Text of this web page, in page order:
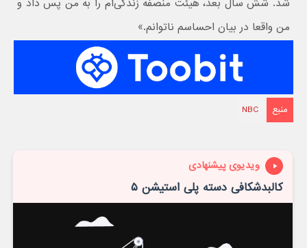
شد. شش سال بعد، هیئت منصفه زندگی‌ام را به من پس داد و
من واقعا در بیان احساسم ناتوانم.»
منبع NBC
ویدیوی پیشنهادی
کالبدشکافی دسته پلی استیشن ۵